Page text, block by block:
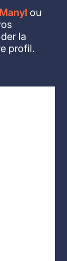
ou
la
profil.